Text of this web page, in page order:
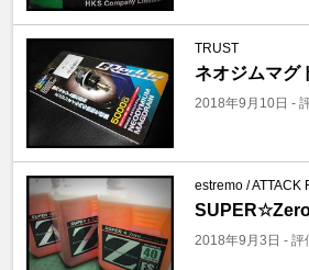
TRUST
ネオジムマグ
2018年9月10日 -
estremo / ATTACK
2018年9月3日 - 評